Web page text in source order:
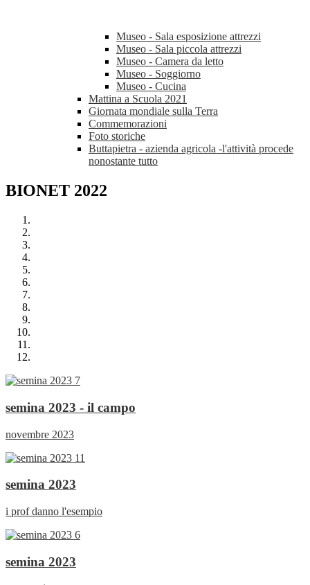
Museo - Sala esposizione attrezzi
Museo - Sala piccola attrezzi
Museo - Camera da letto
Museo - Soggiorno
Museo - Cucina
Mattina a Scuola 2021
Giornata mondiale sulla Terra
Commemorazioni
Foto storiche
Buttapietra - azienda agricola -l'attività procede
nonostante tutto
BIONET 2022
semina 2023 - il campo
novembre 2023
semina 2023
i prof danno l'esempio
semina 2023